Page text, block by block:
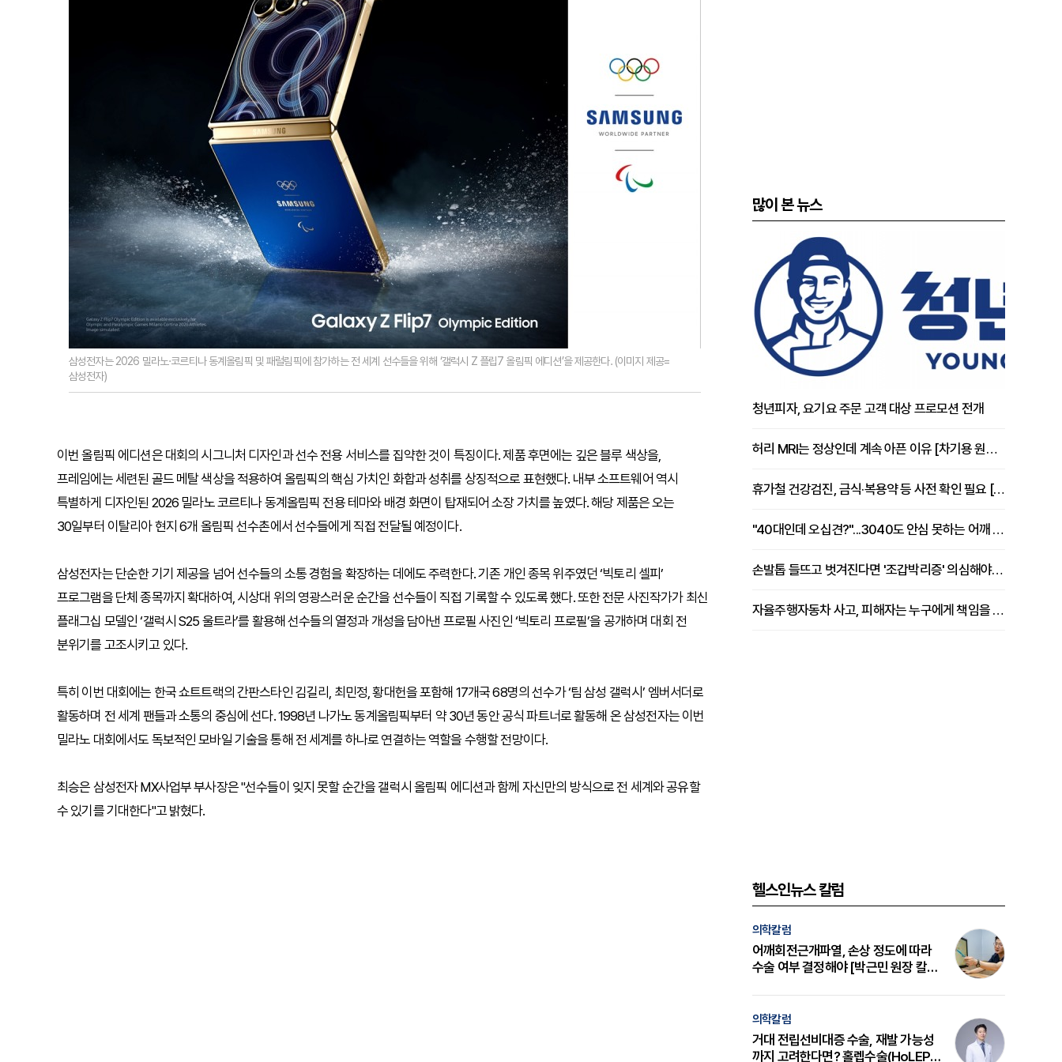
삼성전자는 2026 밀라노·코르티나 동계올림픽 및 패럴림픽에 참가하는 전 세계 선수들을 위해 ‘갤럭시 Z 플립7 올림픽 에디션’을 제공한다. (이미지 제공=
삼성전자)
이번 올림픽 에디션은 대회의 시그니처 디자인과 선수 전용 서비스를 집약한 것이 특징이다. 제품 후면에는 깊은 블루 색상을,
프레임에는 세련된 골드 메탈 색상을 적용하여 올림픽의 핵심 가치인 화합과 성취를 상징적으로 표현했다. 내부 소프트웨어 역시
특별하게 디자인된 2026 밀라노 코르티나 동계올림픽 전용 테마와 배경 화면이 탑재되어 소장 가치를 높였다. 해당 제품은 오는
30일부터 이탈리아 현지 6개 올림픽 선수촌에서 선수들에게 직접 전달될 예정이다.
삼성전자는 단순한 기기 제공을 넘어 선수들의 소통 경험을 확장하는 데에도 주력한다. 기존 개인 종목 위주였던 ‘빅토리 셀피’
프로그램을 단체 종목까지 확대하여, 시상대 위의 영광스러운 순간을 선수들이 직접 기록할 수 있도록 했다. 또한 전문 사진작가가 최신
플래그십 모델인 ‘갤럭시 S25 울트라’를 활용해 선수들의 열정과 개성을 담아낸 프로필 사진인 ‘빅토리 프로필’을 공개하며 대회 전
분위기를 고조시키고 있다.
특히 이번 대회에는 한국 쇼트트랙의 간판스타인 김길리, 최민정, 황대헌을 포함해 17개국 68명의 선수가 ‘팀 삼성 갤럭시’ 엠버서더로
활동하며 전 세계 팬들과 소통의 중심에 선다. 1998년 나가노 동계올림픽부터 약 30년 동안 공식 파트너로 활동해 온 삼성전자는 이번
밀라노 대회에서도 독보적인 모바일 기술을 통해 전 세계를 하나로 연결하는 역할을 수행할 전망이다.
최승은 삼성전자 MX사업부 부사장은 "선수들이 잊지 못할 순간을 갤럭시 올림픽 에디션과 함께 자신만의 방식으로 전 세계와 공유할
수 있기를 기대한다"고 밝혔다.
많이 본 뉴스
청년피자, 요기요 주문 고객 대상 프로모션 전개
허리 MRI는 정상인데 계속 아픈 이유 [차기용 원장 칼럼]
휴가철 건강검진, 금식·복용약 등 사전 확인 필요 [정도감 원장 칼럼]
"40대인데 오십견?"...3040도 안심 못하는 어깨 유착성 관절낭염
손발톱 들뜨고 벗겨진다면 '조갑박리증' 의심해야 [김철윤 원장 칼럼]
자율주행자동차 사고, 피해자는 누구에게 책임을 물을 수 있을까
헬스인뉴스 칼럼
의학칼럼
어깨회전근개파열, 손상 정도에 따라
수술 여부 결정해야 [박근민 원장 칼
의학칼럼
거대 전립선비대증 수술, 재발 가능성
까지 고려한다면? 홀렙수술(HoLEP)